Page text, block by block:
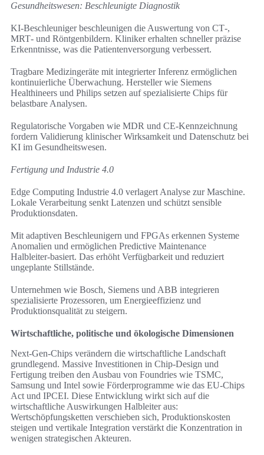
Gesundheitswesen: Beschleunigte Diagnostik
KI‑Beschleuniger beschleunigen die Auswertung von CT‑,
MRT‑ und Röntgenbildern. Kliniker erhalten schneller präzise
Erkenntnisse, was die Patientenversorgung verbessert.
Tragbare Medizingeräte mit integrierter Inferenz ermöglichen
kontinuierliche Überwachung. Hersteller wie Siemens
Healthineers und Philips setzen auf spezialisierte Chips für
belastbare Analysen.
Regulatorische Vorgaben wie MDR und CE‑Kennzeichnung
fordern Validierung klinischer Wirksamkeit und Datenschutz bei
KI im Gesundheitswesen.
Fertigung und Industrie 4.0
Edge Computing Industrie 4.0 verlagert Analyse zur Maschine.
Lokale Verarbeitung senkt Latenzen und schützt sensible
Produktionsdaten.
Mit adaptiven Beschleunigern und FPGAs erkennen Systeme
Anomalien und ermöglichen Predictive Maintenance
Halbleiter‑basiert. Das erhöht Verfügbarkeit und reduziert
ungeplante Stillstände.
Unternehmen wie Bosch, Siemens und ABB integrieren
spezialisierte Prozessoren, um Energieeffizienz und
Produktionsqualität zu steigern.
Wirtschaftliche, politische und ökologische Dimensionen
Next‑Gen‑Chips verändern die wirtschaftliche Landschaft
grundlegend. Massive Investitionen in Chip‑Design und
Fertigung treiben den Ausbau von Foundries wie TSMC,
Samsung und Intel sowie Förderprogramme wie das EU‑Chips
Act und IPCEI. Diese Entwicklung wirkt sich auf die
wirtschaftliche Auswirkungen Halbleiter aus:
Wertschöpfungsketten verschieben sich, Produktionskosten
steigen und vertikale Integration verstärkt die Konzentration in
wenigen strategischen Akteuren.